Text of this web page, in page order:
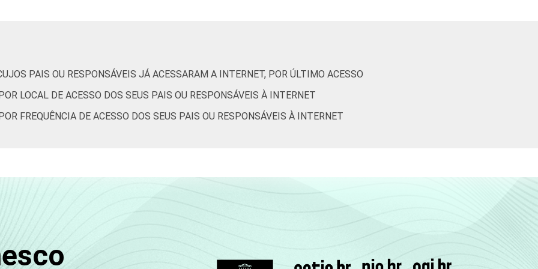
4
86 10 3 1 0 0
85
PAIS OU RESPONSÁVEIS JÁ ACESSARAM A INTERNET, POR ÚLTIMO ACESSO
LOCAL DE ACESSO DOS SEUS PAIS OU RESPONSÁVEIS À INTERNET
FREQUÊNCIA DE ACESSO DOS SEUS PAIS OU RESPONSÁVEIS À INTERNET